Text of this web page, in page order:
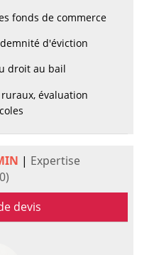
fonds de commerce
d'éviction
droit au bail
évaluation
| Expertise
devis